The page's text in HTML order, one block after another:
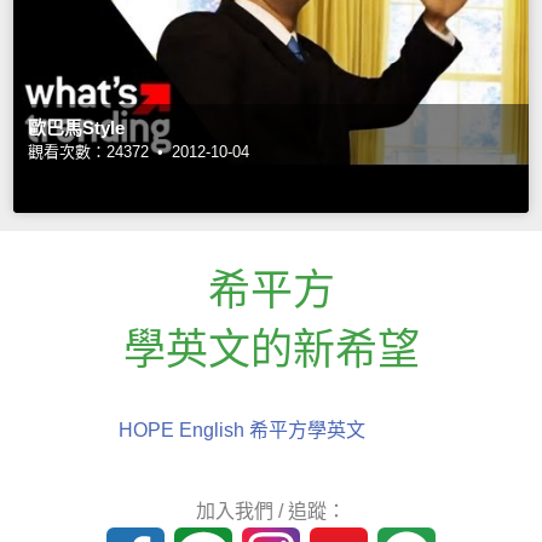
歐巴馬Style
觀看次數：24372 • 2012-10-04
希平方
學英文的新希望
HOPE English 希平方學英文
加入我們 / 追蹤：